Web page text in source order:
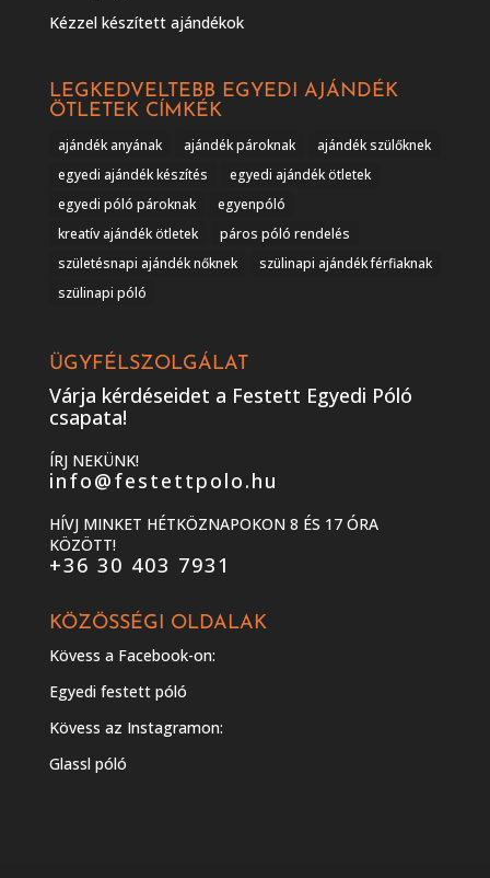
Kézzel készített ajándékok
LEGKEDVELTEBB EGYEDI AJÁNDÉK
ÖTLETEK CÍMKÉK
ajándék anyának ajándék pároknak
ajándék szülőknek
egyedi ajándék készítés
egyedi ajándék ötletek
egyedi póló pároknak
egyenpóló
kreatív ajándék ötletek
páros póló rendelés
születésnapi ajándék nőknek
szülinapi ajándék férfiaknak
szülinapi póló
ÜGYFÉLSZOLGÁLAT
Várja kérdéseidet a Festett Egyedi Póló
csapata!
ÍRJ NEKÜNK!
info@festettpolo.hu
HÍVJ MINKET HÉTKÖZNAPOKON 8 ÉS 17 ÓRA
KÖZÖTT!
+36 30 403 7931
KÖZÖSSÉGI OLDALAK
Kövess a Facebook-on:
Egyedi festett póló
Kövess az Instagramon:
Glassl póló